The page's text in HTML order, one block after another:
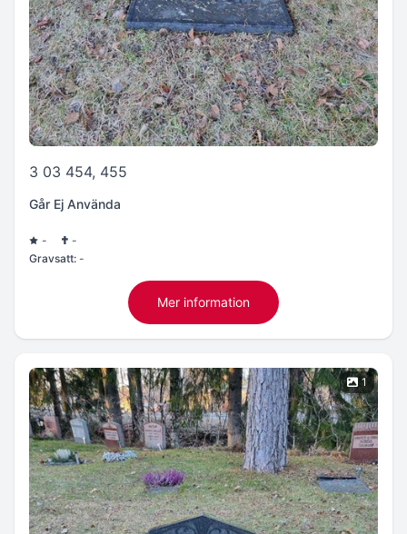
3 03 454, 455
Går Ej Använda
-
-
Gravsatt: -
Mer information
1